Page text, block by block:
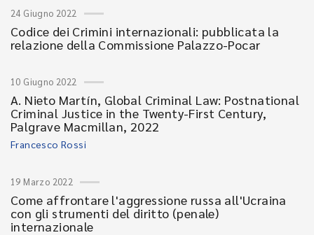
24 Giugno 2022
Codice dei Crimini internazionali: pubblicata la
relazione della Commissione Palazzo-Pocar
10 Giugno 2022
A. Nieto Martín, Global Criminal Law: Postnational
Criminal Justice in the Twenty-First Century,
Palgrave Macmillan, 2022
Francesco Rossi
19 Marzo 2022
Come affrontare l'aggressione russa all'Ucraina
con gli strumenti del diritto (penale)
internazionale